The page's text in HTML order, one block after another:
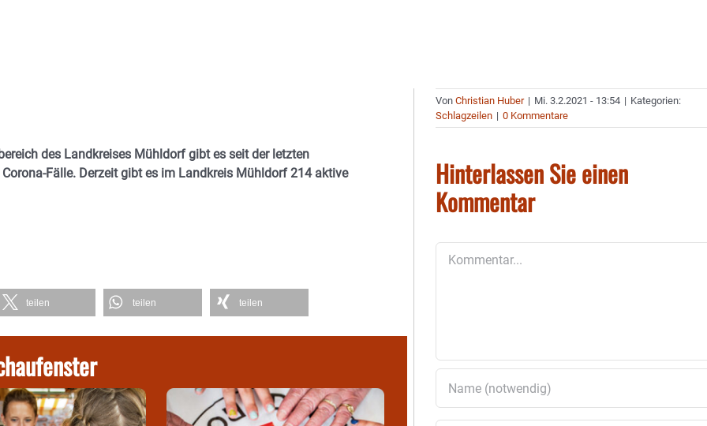
des Landkreises Mühldorf gibt es seit der letzten
Fälle. Derzeit gibt es im Landkreis Mühldorf 214 aktive
teilen teilen teilen
VonChristian Huber | Mi. 3.2.2021 - 13:54 | Kategorien:
Schlagzeilen | 0 Kommentare
Hinterlassen Sie einen
Kommentar